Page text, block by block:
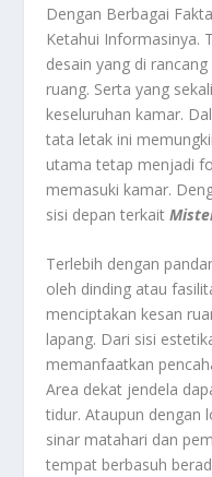
Dengan Berbagai
Ketahui Informasinya.
desain yang di
ruang. Serta yang
keseluruhan kamar.
tata letak ini
utama tetap menjadi
memasuki kamar.
sisi depan terkait
Terlebih dengan
oleh dinding atau
menciptakan kesan
lapang. Dari sisi
memanfaatkan
Area dekat jendela
tidur. Ataupun dengan
sinar matahari dan
tempat berbasuh